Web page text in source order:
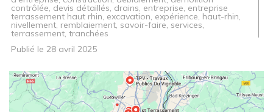
contrôlée, devis détaillés, drains, entreprise, entreprise
terrassement haut rhin, excavation, expérience, haut-rhin,
nivellement, remblaiement, savoir-faire, services,
terrassement, tranchées
Publié le 28 avril 2025